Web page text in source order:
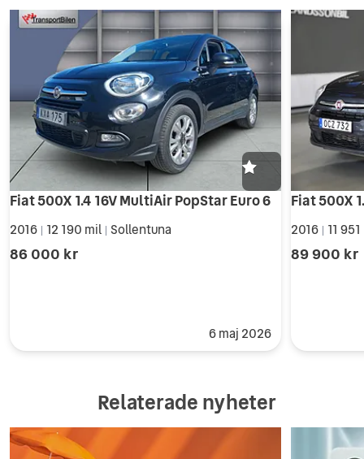
Fiat 500X 1.4 16V MultiAir PopStar Euro 6
2016 12 190 mil Sollentuna
86 000 kr
6 maj 2026
Fiat 500X
2016 11
89 900 kr
Relaterade nyheter